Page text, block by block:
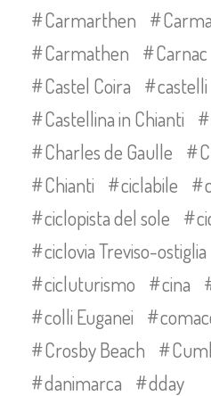
Carmarthen
Carmathen
Carnac
Castel Coira
castelli
Castellina in Chianti
Charles de Gaulle
Chianti
ciclabile
ciclopista del sole
ciclovia Treviso-ostiglia
cicluturismo
cina
colli Euganei
Crosby Beach
danimarca
dday